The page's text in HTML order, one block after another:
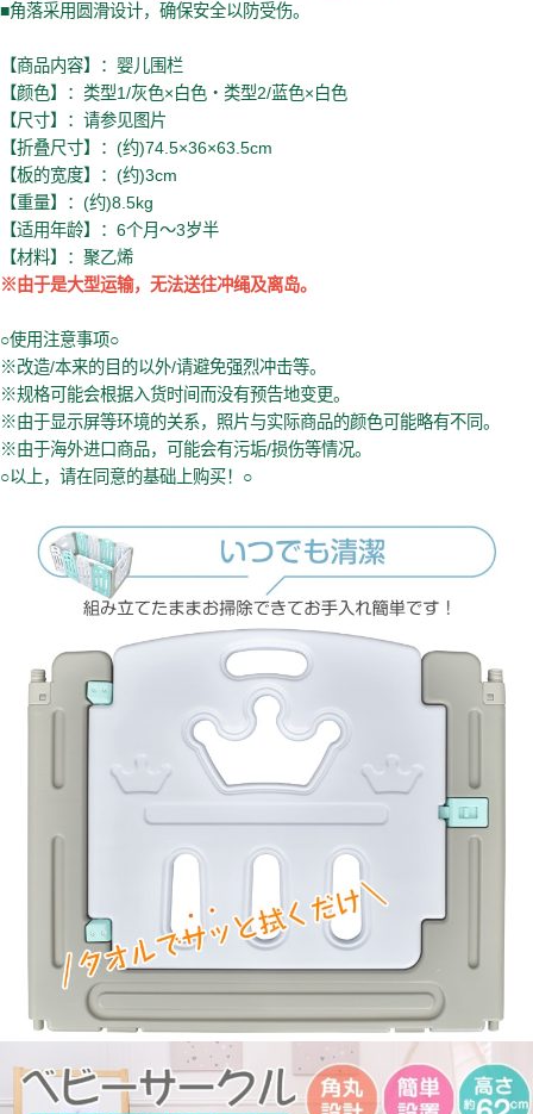
■角落采用圆滑设计，确保安全以防受伤。
【商品内容】：婴儿围栏
【颜色】：类型1/灰色×白色・类型2/蓝色×白色
【尺寸】：请参见图片
【折叠尺寸】：(约)74.5×36×63.5cm
【板的宽度】：(约)3cm
【重量】：(约)8.5kg
【适用年龄】：6个月～3岁半
【材料】：聚乙烯
※由于是大型运输，无法送往冲绳及离岛。
○使用注意事项○
※改造/本来的目的以外/请避免强烈冲击等。
※规格可能会根据入货时间而没有预告地变更。
※由于显示屏等环境的关系，照片与实际商品的颜色可能略有不同。
※由于海外进口商品，可能会有污垢/损伤等情况。
○以上，请在同意的基础上购买！○